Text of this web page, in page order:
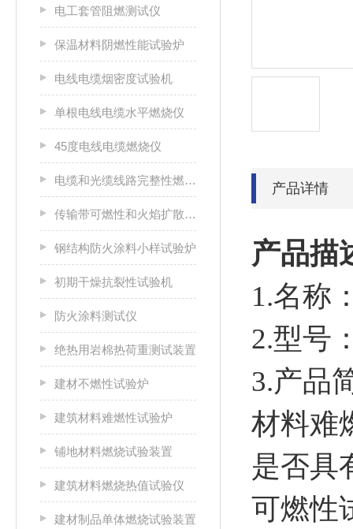
电工套管阻燃测试仪
保温材料阴燃性能试验炉
电线电缆烟密度试验机
单根电线电缆水平燃烧仪
45度电线电缆燃烧仪
电缆和光缆线路完整性燃烧试验机
传输带可燃性和火焰扩散特性测试仪
钢结构防火涂料小样试验炉
初期干燥抗裂性试验机
防火涂料测试仪
绝热用岩棉热荷重测试装置
建材不燃性试验炉
建筑材料难燃性试验炉
铺地材料燃烧试验装置
建筑材料燃烧热值试验仪
建材制品单体燃烧试验装置
产品详情
产品描
1.名称
2.型号
3.产品
材料难
是否具
可燃性